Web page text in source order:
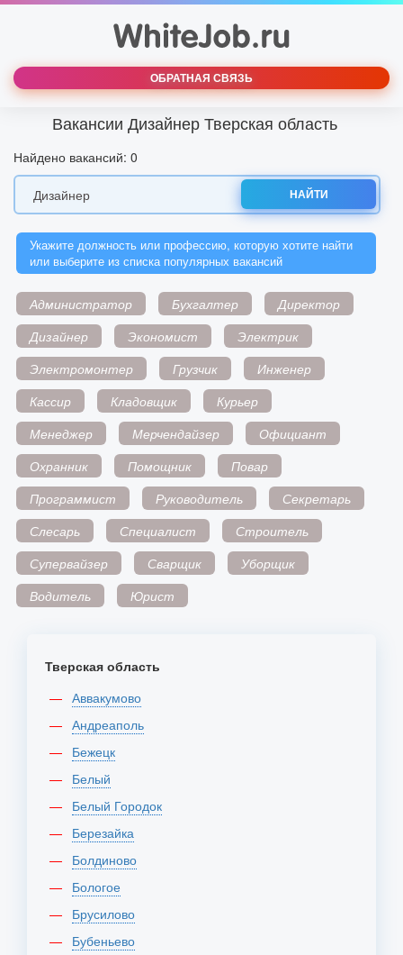
ОБРАТНАЯ СВЯЗЬ
Вакансии Дизайнер Тверская область
Найдено вакансий: 0
НАЙТИ
Укажите должность или профессию, которую хотите найти
или выберите из списка популярных вакансий
Администратор Бухгалтер
Директор
Дизайнер
Экономист
Электрик
Электромонтер
Грузчик
Инженер
Кассир
Кладовщик
Курьер
Менеджер
Мерчендайзер
Официант
Охранник
Помощник
Повар
Программист
Руководитель
Секретарь
Слесарь
Специалист
Строитель
Супервайзер
Сварщик
Уборщик
Водитель
Юрист
Тверская область
Аввакумово
Андреаполь
Бежецк
Белый
Белый Городок
Березайка
Болдиново
Бологое
Брусилово
Бубеньево